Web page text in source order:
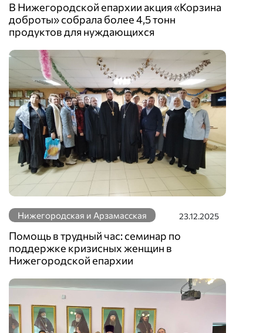
В Нижегородской епархии акция «Корзина
доброты» собрала более 4,5 тонн
продуктов для нуждающихся
Нижегородская и Арзамасская 23.12.2025
Помощь в трудный час: семинар по
поддержке кризисных женщин в
Нижегородской епархии